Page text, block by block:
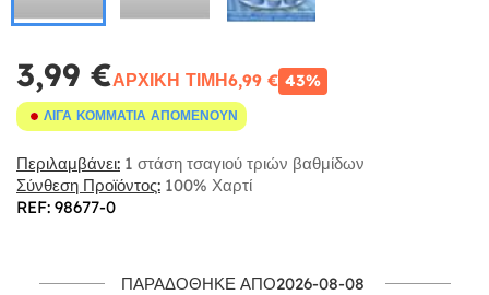
3,99 €ΑΡΧΙΚΉ ΤΙΜΉ6,99 € 43%
ΛΊΓΑ ΚΟΜΜΆΤΙΑ ΑΠΟΜΈΝΟΥΝ
Περιλαμβάνει: 1 στάση τσαγιού τριών βαθμίδων
Σύνθεση Προϊόντος: 100% Χαρτί
REF: 98677-0
ΠΑΡΑΔΌΘΗΚΕ ΑΠΌ2026-08-08